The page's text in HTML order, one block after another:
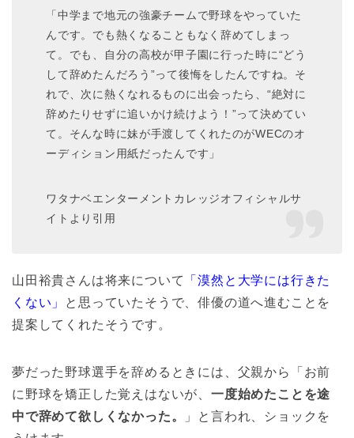
「中学まで地元の強豪チームで野球をやっていた
んです。でも熱くなることもなく辞めてしまっ
て。でも、自分の高校が甲子園に行った時に“どう
して辞めたんだろう”って後悔をしたんですね。そ
れで、次に熱くなれるものに出会ったら、“絶対に
辞めたりせずに追いかけ続けよう！”って決めてい
て。そんな時に妹が手渡してくれたのがWECのオ
ーディション用紙だったんです」
ワタナベエンターメントカレッジオフィシャルサ
イトより引用
山田裕貴さんは将来について
「漠然と大学には行きた
くない」
と思っていたそうで、俳優の道へ進むことを
提案してくれたそうです。
夢だった野球選手を辞めるときには、父親から「お前
に野球を矯正した覚えはないが、 一度始めたことを途
中で辞めて欲しくなかった。
」と言われ、ショックを